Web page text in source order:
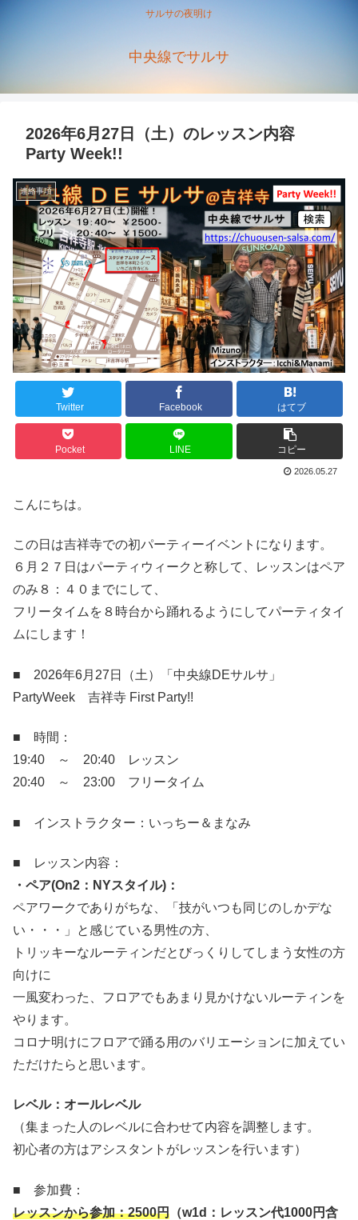
サルサの夜明け
中央線でサルサ
2026年6月27日（土）のレッスン内容
Party Week!!
連絡事項
Twitter Facebook はてブ
Pocket LINE コピー
2026.05.27
こんにちは。
この日は吉祥寺での初パーティーイベントになります。
６月２７日はパーティウィークと称して、レッスンはペア
のみ８：４０までにして、
フリータイムを８時台から踊れるようにしてパーティタイ
ムにします！
■ 2026年6月27日（土）「中央線DEサルサ」
PartyWeek 吉祥寺 First Party!!
■ 時間：
19:40 ～ 20:40 レッスン
20:40 ～ 23:00 フリータイム
■ インストラクター：いっちー＆まなみ
■ レッスン内容：
・ペア(On2：NYスタイル)：
ペアワークでありがちな、「技がいつも同じのしかデな
い・・・」と感じている男性の方、
トリッキーなルーティンだとびっくりしてしまう女性の方
向けに
一風変わった、フロアでもあまり見かけないルーティンを
やります。
コロナ明けにフロアで踊る用のバリエーションに加えてい
ただけたらと思います。
レベル：オールレベル
（集まった人のレベルに合わせて内容を調整します。
初心者の方はアシスタントがレッスンを行います）
■ 参加費：
レッスンから参加：2500円 （w1d ：レッスン代1000円含